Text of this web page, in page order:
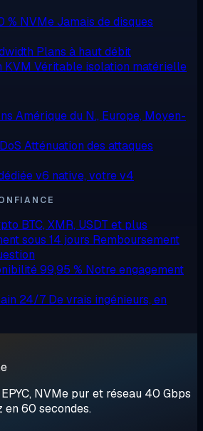
% NVMeJamais de disques
Plans à haut débit
KVM Véritable isolation matérielle
Amérique du N., Europe, Moyen-
Atténuation des attaques
v6 native, votre v4
BTC, XMR, USDT et plus
sous 14 jours Remboursement
99,95 % Notre engagement
24/7 De vrais ingénieurs, en
NVMe pur et réseau 40 Gbps
en 60 secondes.